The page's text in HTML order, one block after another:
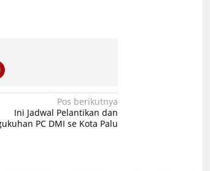
Pos berikutnya
Ini Jadwal Pelantikan dan
PC DMI se Kota Palu